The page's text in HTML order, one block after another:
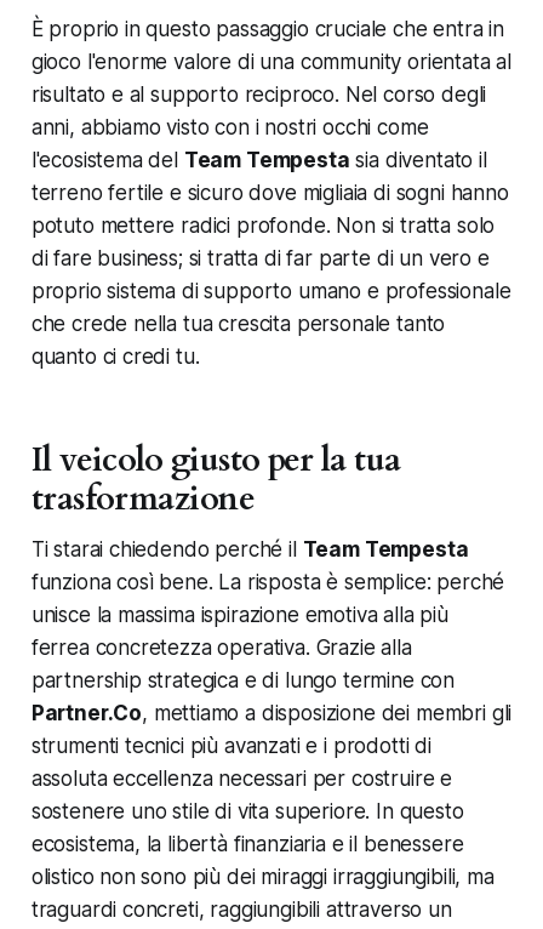
È proprio in questo passaggio cruciale che entra in
gioco l'enorme valore di una community orientata al
risultato e al supporto reciproco. Nel corso degli
anni, abbiamo visto con i nostri occhi come
l'ecosistema del Team Tempesta sia diventato il
terreno fertile e sicuro dove migliaia di sogni hanno
potuto mettere radici profonde. Non si tratta solo
di fare business; si tratta di far parte di un vero e
proprio sistema di supporto umano e professionale
che crede nella tua crescita personale tanto
quanto ci credi tu.
Il veicolo giusto per la tua
trasformazione
Ti starai chiedendo perché il Team Tempesta
funziona così bene. La risposta è semplice: perché
unisce la massima ispirazione emotiva alla più
ferrea concretezza operativa. Grazie alla
partnership strategica e di lungo termine con
Partner.Co, mettiamo a disposizione dei membri gli
strumenti tecnici più avanzati e i prodotti di
assoluta eccellenza necessari per costruire e
sostenere uno stile di vita superiore. In questo
ecosistema, la libertà finanziaria e il benessere
olistico non sono più dei miraggi irraggiungibili, ma
traguardi concreti, raggiungibili attraverso un